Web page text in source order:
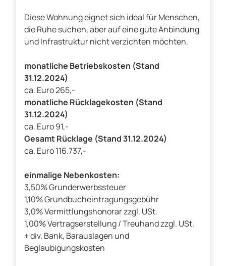
Diese Wohnung eignet sich ideal für Menschen,
die Ruhe suchen, aber auf eine gute Anbindung
und Infrastruktur nicht verzichten möchten.
monatliche Betriebskosten (Stand
31.12.2024)
ca. Euro 265,-
monatliche Rücklagekosten (Stand
31.12.2024)
ca. Euro 91,-
Gesamt Rücklage (Stand 31.12.2024)
ca. Euro 116.737,-
einmalige Nebenkosten:
3,50% Grunderwerbssteuer
1,10% Grundbucheintragungsgebühr
3,0% Vermittlungshonorar zzgl. USt.
1,00% Vertragserstellung / Treuhand zzgl. USt.
+ div. Bank, Barauslagen und
Beglaubigungskosten